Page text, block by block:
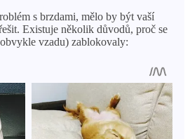
s brzdami, mělo by být vaší
Existuje několik důvodů, proč se
vzadu) zablokovaly: